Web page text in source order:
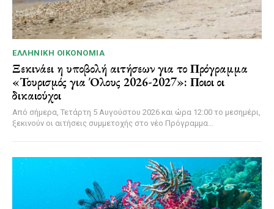
ΕΛΛΗΝΙΚΉ ΟΙΚΟΝΟΜΊΑ
Ξεκινάει η υποβολή αιτήσεων για το Πρόγραμμα
«Τουρισμός για Όλους 2026-2027»: Ποιοι οι
δικαιούχοι
Από σήμερα, Τετάρτη 5 Αυγούστου 2026 και ώρα 12:00 το μεσημέρι,
ξεκινούν οι αιτήσεις συμμετοχής στο νέο Πρόγραμμα...